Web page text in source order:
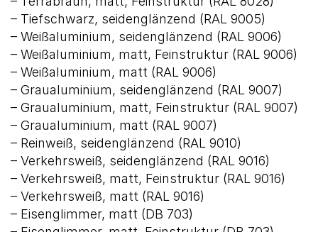
– Tiefschwarz, seidenglänzend (RAL 9005)
– Weißaluminium, seidenglänzend (RAL 9006)
– Weißaluminium, matt, Feinstruktur (RAL 9006)
– Weißaluminium, matt (RAL 9006)
– Graualuminium, seidenglänzend (RAL 9007)
– Graualuminium, matt, Feinstruktur (RAL 9007)
– Graualuminium, matt (RAL 9007)
– Reinweiß, seidenglänzend (RAL 9010)
– Verkehrsweiß, seidenglänzend (RAL 9016)
– Verkehrsweiß, matt, Feinstruktur (RAL 9016)
– Verkehrsweiß, matt (RAL 9016)
– Eisenglimmer, matt (DB 703)